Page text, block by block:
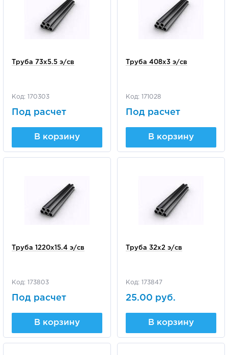
Труба 73х5.5 э/св
Код: 170303
Под расчет
В корзину
Труба 408х3 э/св
Код: 171028
Под расчет
В корзину
Труба 1220х15.4 э/св
Код: 173803
Под расчет
В корзину
Труба 32х2 э/св
Код: 173847
25.00 руб.
В корзину